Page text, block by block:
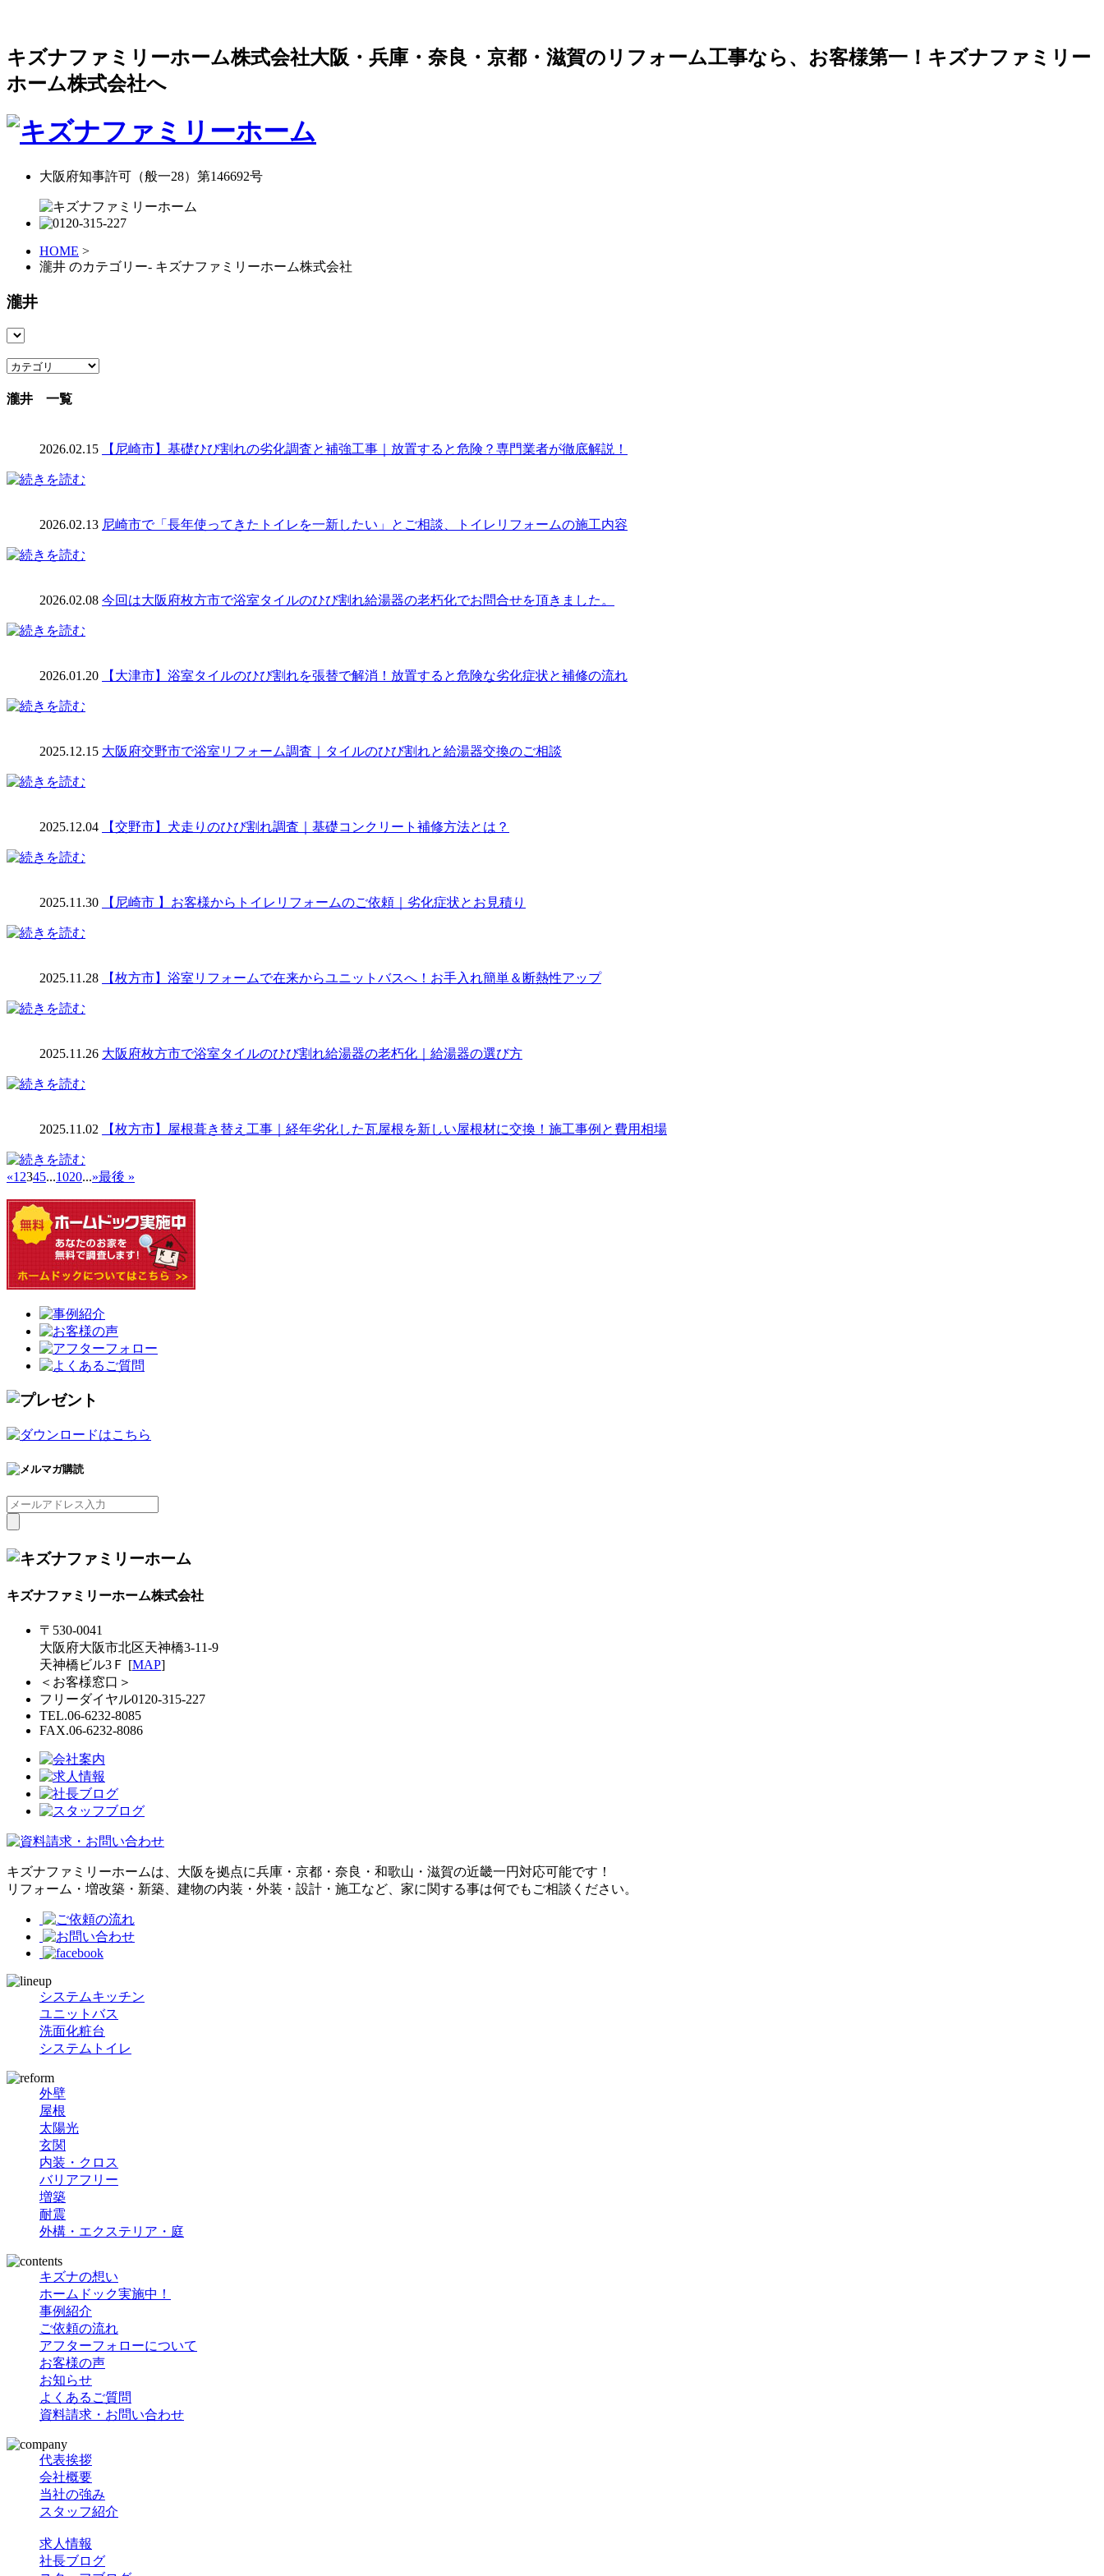
キズナファミリーホーム株式会社大阪・兵庫・奈良・京都・滋賀のリフォーム工事なら、お客様第一！キズナファミリー
ホーム株式会社へ
大阪府知事許可（般一28）第146692号
HOME >
瀧井 のカテゴリー- キズナファミリーホーム株式会社
瀧井
瀧井 一覧
2026.02.15 【尼崎市】基礎ひび割れの劣化調査と補強工事｜放置すると危険？専門業者が徹底解説！
2026.02.13 尼崎市で「長年使ってきたトイレを一新したい」とご相談、トイレリフォームの施工内容
2026.02.08 今回は大阪府枚方市で浴室タイルのひび割れ給湯器の老朽化でお問合せを頂きました。
2026.01.20 【大津市】浴室タイルのひび割れを張替で解消！放置すると危険な劣化症状と補修の流れ
2025.12.15 大阪府交野市で浴室リフォーム調査｜タイルのひび割れと給湯器交換のご相談
2025.12.04 【交野市】犬走りのひび割れ調査｜基礎コンクリート補修方法とは？
2025.11.30 【尼崎市 】お客様からトイレリフォームのご依頼｜劣化症状とお見積り
2025.11.28 【枚方市】浴室リフォームで在来からユニットバスへ！お手入れ簡単＆断熱性アップ
2025.11.26 大阪府枚方市で浴室タイルのひび割れ給湯器の老朽化｜給湯器の選び方
2025.11.02 【枚方市】屋根葺き替え工事｜経年劣化した瓦屋根を新しい屋根材に交換！施工事例と費用相場
«1 2345...1020...»最後 »
キズナファミリーホーム株式会社
〒530-0041
大阪府大阪市北区天神橋3-11-9
天神橋ビル3Ｆ [MAP]
＜お客様窓口＞
フリーダイヤル0120-315-227
TEL.06-6232-8085
FAX.06-6232-8086
キズナファミリーホームは、大阪を拠点に兵庫・京都・奈良・和歌山・滋賀の近畿一円対応可能です！
リフォーム・増改築・新築、建物の内装・外装・設計・施工など、家に関する事は何でもご相談ください。
システムキッチン
ユニットバス
洗面化粧台
システムトイレ
外壁
屋根
太陽光
玄関
内装・クロス
バリアフリー
増築
耐震
外構・エクステリア・庭
キズナの想い
ホームドック実施中！
事例紹介
ご依頼の流れ
アフターフォローについて
お客様の声
お知らせ
よくあるご質問
資料請求・お問い合わせ
代表挨拶
会社概要
当社の強み
スタッフ紹介
求人情報
社長ブログ